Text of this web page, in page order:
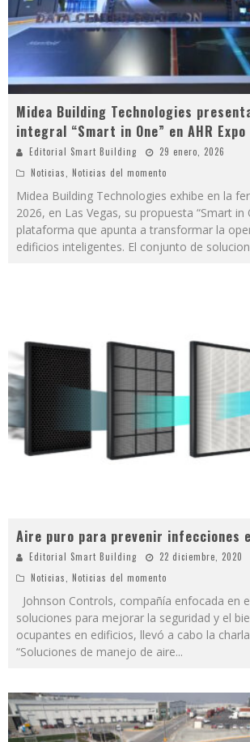
Midea Building Technologies
integral “Smart in One” en AHR
Editorial Smart Building
29 enero, 2026
Noticias
Noticias del momento
Midea Building Technologies exhibe en la
2026, en Las Vegas, su propuesta “Smart in
plataforma que apunta a transformar la
edificios inteligentes. El conjunto de
Aire puro para prevenir infecciones
Editorial Smart Building
22 diciembre, 2020
Noticias, Noticias del momento
Johnson Controls, compañía enfocada en
soluciones para mejorar la seguridad y el
ocupantes en edificios, llevó a cabo la
“Soluciones de manejo de aire...